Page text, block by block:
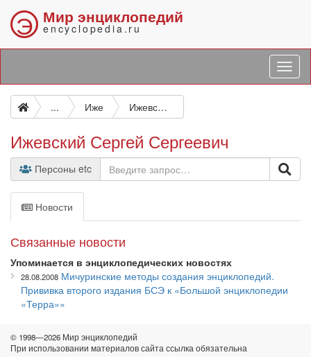
Э Мир энциклопедий
encyclopedia.ru
... Иже Ижевский Сергей Сергеевич
Ижевский Сергей Сергеевич
Персоны etc
Новости
Связанные новости
Упоминается в энциклопедических новостях
28.08.2008 Мичуринские методы создания энциклопедий.
Прививка второго издания БСЭ к «Большой энциклопедии
«Терра»»
© 1998—2026 Мир энциклопедий
При использовании материалов сайта ссылка обязательна